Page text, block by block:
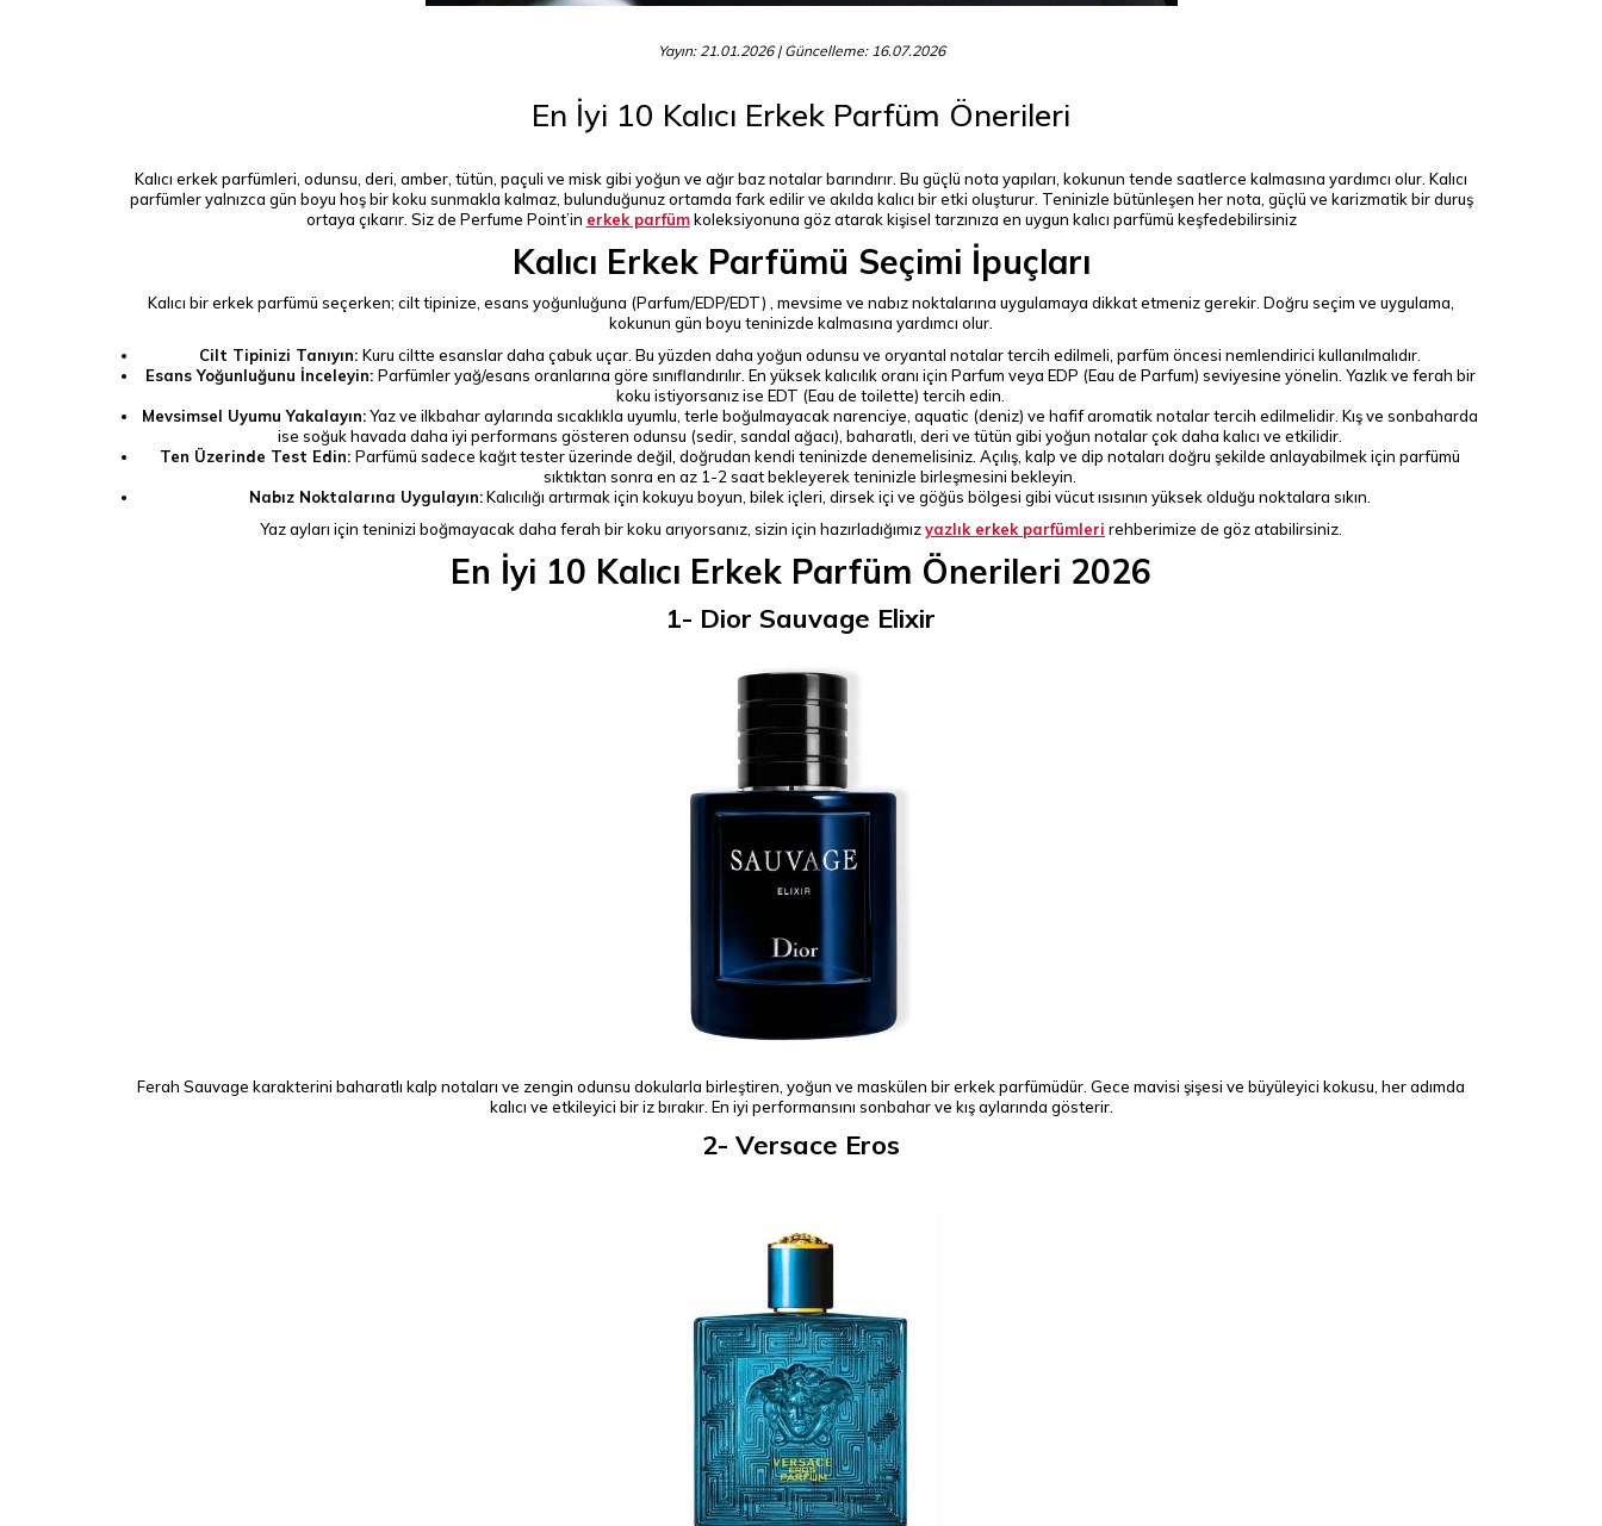
Yayın: 21.01.2026| Güncelleme: 16.07.2026
En İyi 10 Kalıcı Erkek Parfüm Önerileri
Kalıcı erkek parfümleri, odunsu, deri, amber, tütün, paçuli ve misk gibi yoğun ve ağır baz notalar barındırır. Bu güçlü nota yapıları, kokunun tende saatlerce kalmasına yardımcı olur. Kalıcı
parfümler yalnızca gün boyu hoş bir koku sunmakla kalmaz, bulunduğunuz ortamda fark edilir ve akılda kalıcı bir etki oluşturur. Teninizle bütünleşen her nota, güçlü ve karizmatik bir duruş
ortaya çıkarır. Siz de Perfume Point’in erkek parfümkoleksiyonuna göz atarak kişisel tarzınıza en uygun kalıcı parfümü keşfedebilirsiniz
Kalıcı Erkek Parfümü Seçimi İpuçları
Kalıcı bir erkek parfümü seçerken; cilt tipinize, esans yoğunluğuna (Parfum/EDP/EDT) , mevsime ve nabız noktalarına uygulamaya dikkat etmeniz gerekir. Doğru seçim ve uygulama,
kokunun gün boyu teninizde kalmasına yardımcı olur.
Cilt Tipinizi Tanıyın: Kuru ciltte esanslar daha çabuk uçar. Bu yüzden daha yoğun odunsu ve oryantal notalar tercih edilmeli, parfüm öncesi nemlendirici kullanılmalıdır.
Esans Yoğunluğunu İnceleyin: Parfümler yağ/esans oranlarına göre sınıflandırılır. En yüksek kalıcılık oranı için Parfum veya EDP (Eau de Parfum) seviyesine yönelin. Yazlık ve ferah bir
koku istiyorsanız ise EDT (Eau de toilette) tercih edin.
Mevsimsel Uyumu Yakalayın:Yaz ve ilkbahar aylarında sıcaklıkla uyumlu, terle boğulmayacak narenciye, aquatic (deniz) ve hafif aromatik notalar tercih edilmelidir. Kış ve sonbaharda
ise soğuk havada daha iyi performans gösteren odunsu (sedir, sandal ağacı), baharatlı, deri ve tütün gibi yoğun notalar çok daha kalıcı ve etkilidir.
Ten Üzerinde Test Edin: Parfümü sadece kağıt tester üzerinde değil, doğrudan kendi teninizde denemelisiniz. Açılış, kalp ve dip notaları doğru şekilde anlayabilmek için parfümü
sıktıktan sonra en az 1-2 saat bekleyerek teninizle birleşmesini bekleyin.
Nabız Noktalarına Uygulayın:Kalıcılığı artırmak için kokuyu boyun, bilek içleri, dirsek içi ve göğüs bölgesi gibi vücut ısısının yüksek olduğu noktalara sıkın.
Yaz ayları için teninizi boğmayacak daha ferah bir koku arıyorsanız, sizin için hazırladığımızyazlık erkek parfümleri rehberimize de göz atabilirsiniz.
En İyi 10 Kalıcı Erkek Parfüm Önerileri 2026
1- Dior Sauvage Elixir
Ferah Sauvage karakterini baharatlı kalp notaları ve zengin odunsu dokularla birleştiren, yoğun ve maskülen bir erkek parfümüdür. Gece mavisi şişesi ve büyüleyici kokusu, her adımda
kalıcı ve etkileyici bir iz bırakır. En iyi performansını sonbahar ve kış aylarında gösterir.
2- Versace Eros